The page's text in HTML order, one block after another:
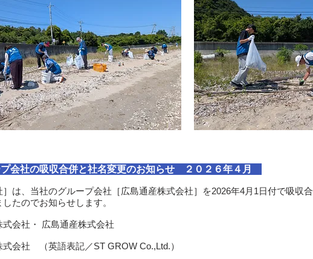
社の吸収合併と社名変更のお知らせ ２０２６年４月​
は、当社のグループ会社［広島通産株式会社］を2026年4月1日付で吸収
たのでお知らせします。
式会社・ 広島通産株式会社
式会社 （英語表記／ST GROW Co.,Ltd.）